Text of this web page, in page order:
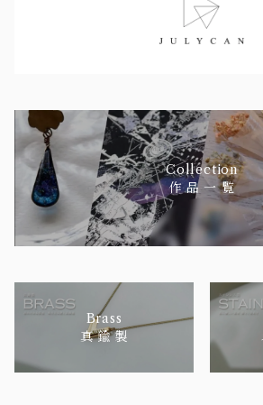
Collection
作 品 一 覧
Brass
真 鍮 製